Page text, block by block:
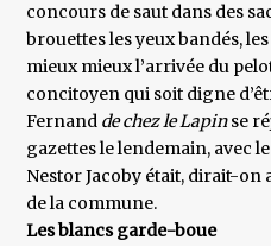
concours de saut dans des
brouettes les yeux bandés,
mieux mieux l’arrivée du
concitoyen qui soit digne
Fernand de chez le Lapinse
gazettes le lendemain, avec
Nestor Jacoby était, dirait-on
de la commune.
Les blancs garde-boue